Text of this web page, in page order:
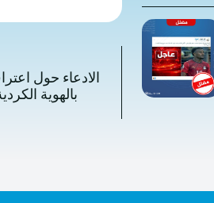
الادعاء حول
بالهوية